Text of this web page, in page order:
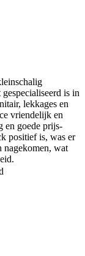
is in
lekkages en
vriendelijk en
en goede prijs-
positief is, was er
nagekomen, wat